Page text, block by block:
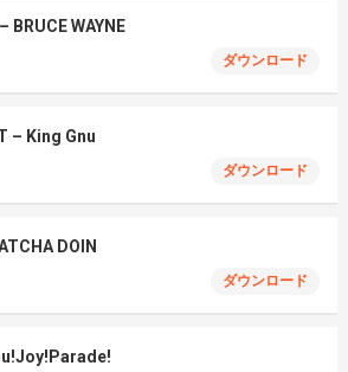
BRUCE WAYNE
ダウンロード
– King Gnu
ダウンロード
DOIN
ダウンロード